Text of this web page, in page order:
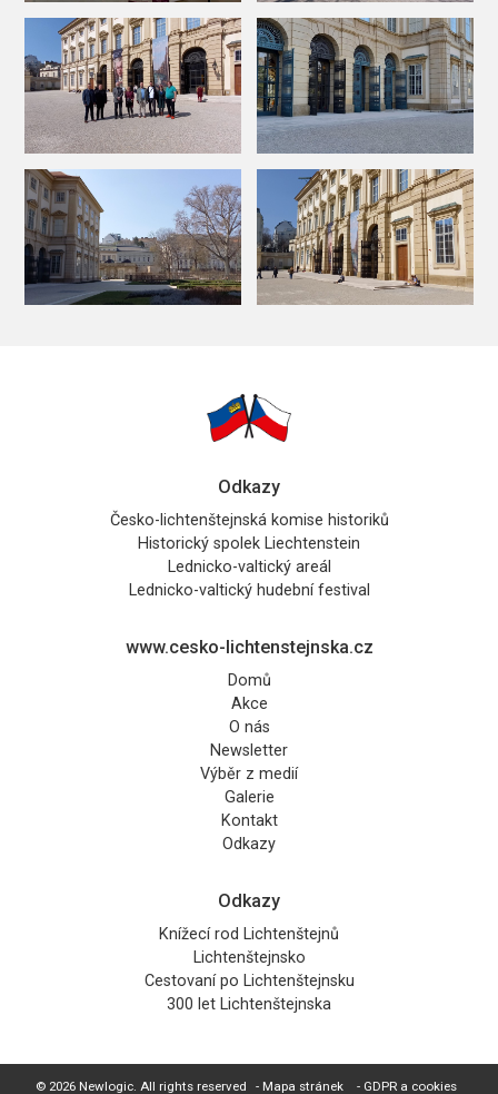
Odkazy
Česko-lichtenštejnská komise historiků
Historický spolek Liechtenstein
Lednicko-valtický areál
Lednicko-valtický hudební festival
www.cesko-lichtenstejnska.cz
Domů
Akce
O nás
Newsletter
Výběr z medií
Galerie
Kontakt
Odkazy
Odkazy
Knížecí rod Lichtenštejnů
Lichtenštejnsko
Cestovaní po Lichtenštejnsku
300 let Lichtenštejnska
© 2026 Newlogic. All rights reserved - Mapa stránek - GDPR a cookies